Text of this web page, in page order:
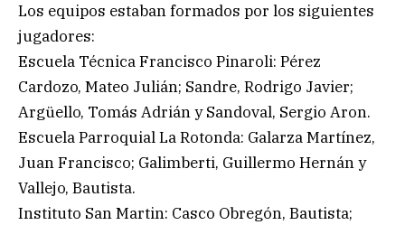
Los equipos estaban formados por los siguientes
jugadores:
Escuela Técnica Francisco Pinaroli: Pérez
Cardozo, Mateo Julián; Sandre, Rodrigo Javier;
Argüello, Tomás Adrián y Sandoval, Sergio Aron.
Escuela Parroquial La Rotonda: Galarza Martínez,
Juan Francisco; Galimberti, Guillermo Hernán y
Vallejo, Bautista.
Instituto San Martin: Casco Obregón, Bautista;